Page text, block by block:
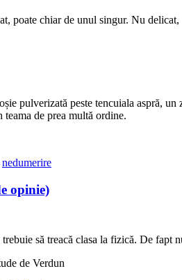
poate chiar de unul singur. Nu
pulverizată peste tencuiala aspră,
de prea multă ordine.
nedumerire
opinie)
să treacă clasa la fizică. De fapt